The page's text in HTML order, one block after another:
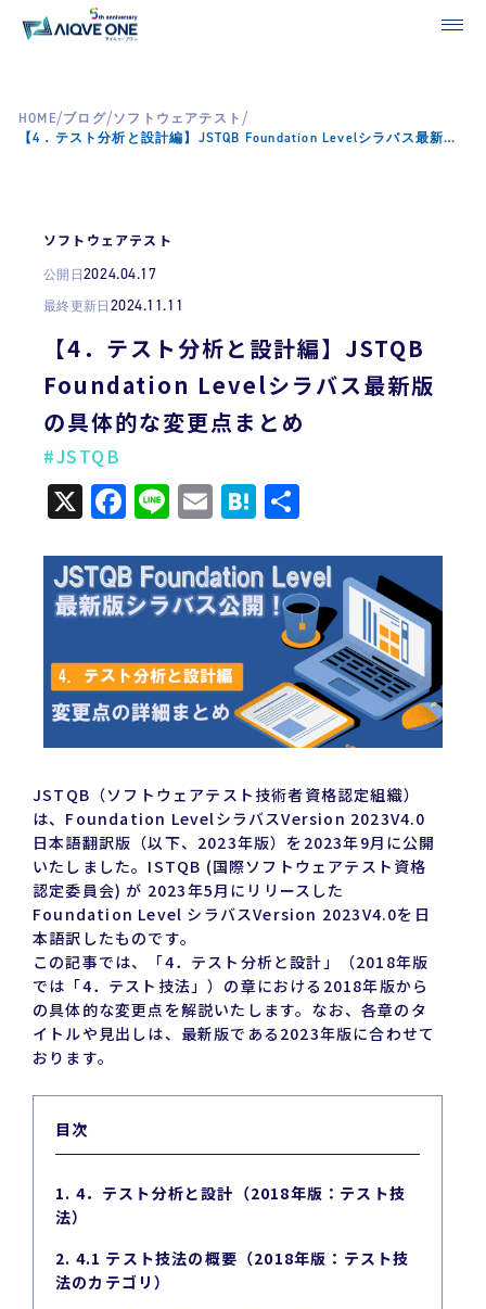
HOME/ブログ/ソフトウェアテスト /
【4．テスト分析と設計編】JSTQB Foundation Levelシラバス最新版の具体的な変更点まとめ
ソフトウェアテスト
公開日2024.04.17
最終更新日2024.11.11
【4．テスト分析と設計編】JSTQB
Foundation Levelシラバス最新版
の具体的な変更点まとめ
#JSTQB
X Facebook
LineEmailHatena
JSTQB（ソフトウェアテスト技術者資格認定組織）
は、Foundation LevelシラバスVersion 2023V4.0
日本語翻訳版（以下、2023年版）を2023年9月に公開
いたしました。ISTQB (国際ソフトウェアテスト資格
認定委員会) が 2023年5月にリリースした
Foundation Level シラバスVersion 2023V4.0を日
本語訳したものです。
この記事では、「4．テスト分析と設計」（2018年版
では「4．テスト技法」）の章における2018年版から
の具体的な変更点を解説いたします。なお、各章のタ
イトルや見出しは、最新版である2023年版に合わせて
おります。
目次
1. 4．テスト分析と設計（2018年版：テスト技
法）
2. 4.1 テスト技法の概要（2018年版：テスト技
法のカテゴリ）